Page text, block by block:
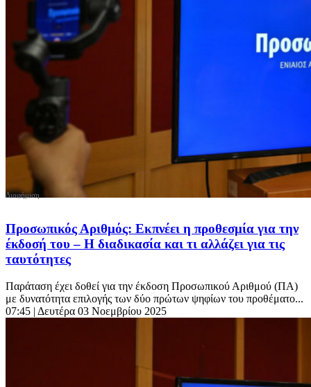
Προσωπικός Αριθμός: Εκπνέει η προθεσμία για την
έκδοσή του – Η διαδικασία και τι αλλάζει για τις
ταυτότητες
Παράταση έχει δοθεί για την έκδοση Προσωπικού Αριθμού (ΠΑ)
με δυνατότητα επιλογής των δύο πρώτων ψηφίων του προθέματο...
07:45 | Δευτέρα 03 Νοεμβρίου 2025